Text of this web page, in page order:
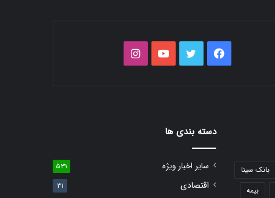
فیس توییتر یوتیوباینستاگرام
بانک سینا
بیمه
دسته بندی ها
سایر اخبار ویژه 531
اقتصادی 31